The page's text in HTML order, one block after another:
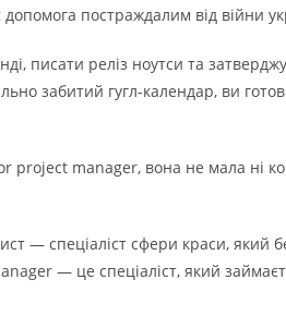
постраждалим від війни
писати реліз ноутси та
забитий гугл-календар, ви
project manager, вона не мала ні
— спеціаліст сфери краси, який
— це спеціаліст, який